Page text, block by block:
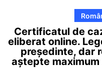
Certificatul de
eliberat online.
președinte, dar
aștepte